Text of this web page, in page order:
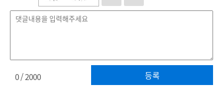
등록
0/ 2000